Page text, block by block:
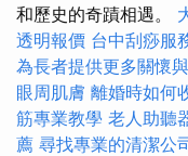
和歷史的奇蹟相遇。
透明報價 台中刮痧服
為長者提供更多關懷
眼周肌膚 離婚時如何
筋專業教學 老人助聽
薦 尋找專業的清潔公